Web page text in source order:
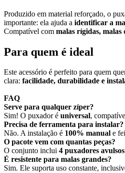
Produzido em material reforçado, o
importante: ela ajuda a identificar a
Compatível com malas rígidas, malas
Para quem é ideal
Este acessório é perfeito para quem
clara: facilidade, durabilidade e
FAQ
Serve para qualquer zíper?
Sim! O puxador é universal,
Precisa de ferramenta para instalar?
Não. A instalação é 100% manual e
O pacote vem com quantas peças?
O conjunto inclui 4 puxadores avulsos
É resistente para malas grandes?
Sim. Ele suporta uso constante,